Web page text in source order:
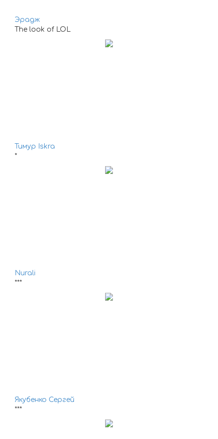
Эрадж
The look of LOL
Тимур Iskra
*
Nurali
***
Якубенко Сергей
***